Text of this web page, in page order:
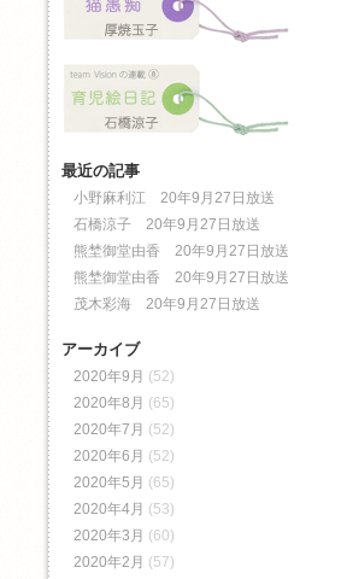
最近の記事
小野麻利江 20年9月27日放送
石橋涼子 20年9月27日放送
熊埜御堂由香 20年9月27日放送
熊埜御堂由香 20年9月27日放送
茂木彩海 20年9月27日放送
アーカイブ
2020年9月 (52)
2020年8月 (65)
2020年7月 (52)
2020年6月 (52)
2020年5月 (65)
2020年4月 (53)
2020年3月 (60)
2020年2月 (57)